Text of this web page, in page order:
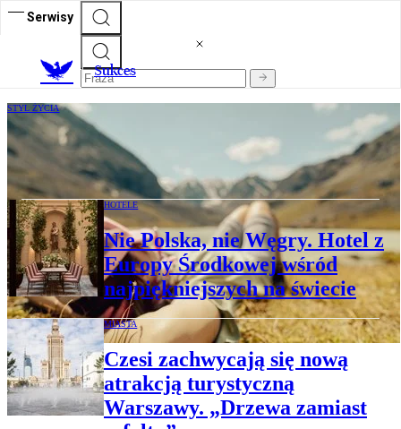
Serwisy
Sukces
STYL ŻYCIA
Święty spokój nową miarą luksusu. Trend
„silent travel” leczy przemęczonych
HOTELE
Nie Polska, nie Węgry. Hotel z
Europy Środkowej wśród
najpiękniejszych na świecie
MIASTA
Czesi zachwycają się nową
atrakcją turystyczną
Warszawy. „Drzewa zamiast